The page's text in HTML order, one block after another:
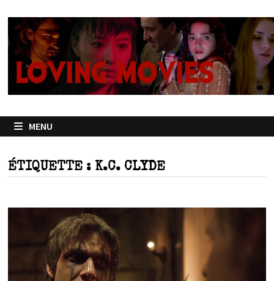
contenu
MENU
ÉTIQUETTE : K.C. CLYDE